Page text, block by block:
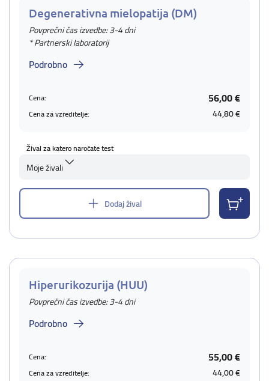
Degenerativna mielopatija (DM)
Povprečni čas izvedbe: 3-4 dni
* Partnerski laboratorij
Podrobno
Cena: 56,00 €
Cena za vzreditelje: 44,80 €
Žival za katero naročate test
Moje živali
Dodaj žival
Hiperurikozurija (HUU)
Povprečni čas izvedbe: 3-4 dni
Podrobno
Cena: 55,00 €
Cena za vzreditelje: 44,00 €